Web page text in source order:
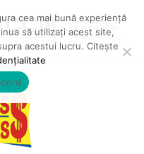
cea mai bună experiență
să utilizați acest site,
acestui lucru. Citește